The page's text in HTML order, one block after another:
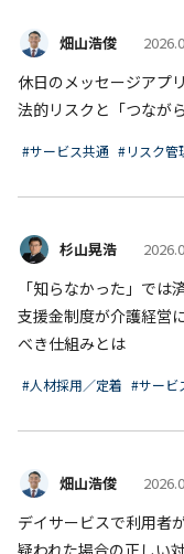
畑山浩俊
休日のメッセージアプ
法的リスクと「つなが
#サービス共通 #リスク管
杉山晃浩
「知らなかった」では
支援金制度が介護経営
べき仕組みとは
#人材採用／定着 #サービ
畑山浩俊
デイサービスで利用者
疑われた場合の正しい